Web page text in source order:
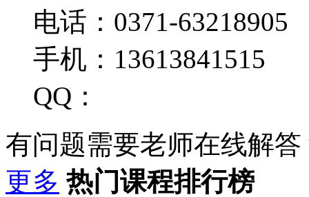
电话：0371-63218905
手机：13613841515
QQ：
有问题需要老师在线解答
更多 热门课程排行榜